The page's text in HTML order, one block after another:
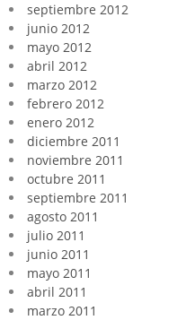
septiembre 2012
junio 2012
mayo 2012
abril 2012
marzo 2012
febrero 2012
enero 2012
diciembre 2011
noviembre 2011
octubre 2011
septiembre 2011
agosto 2011
julio 2011
junio 2011
mayo 2011
abril 2011
marzo 2011